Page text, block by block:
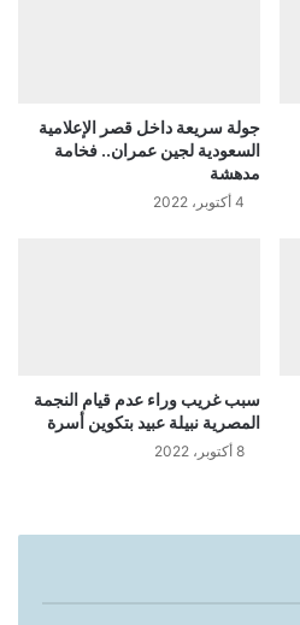
جولة سريعة داخل قصر الإعلامية
السعودية لجين عمران.. فخامة
مدهشة
4 أكتوبر، 2022
سبب غريب وراء عدم قيام النجمة
المصرية نبيلة عبيد بتكوين أسرة
8 أكتوبر، 2022